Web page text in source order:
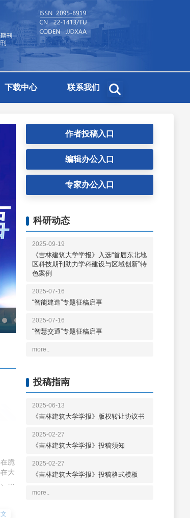
下载中心 联系我们
脆
大
，
、
作者投稿入口
编辑办公入口
专家办公入口
科研动态
2025-09-19
《吉林建筑大学学报》入选“首届东北地
区科技期刊助力学科建设与区域创新”特
色案例
2025-07-16
“智能建造”专题征稿启事
2025-07-16
“智慧交通”专题征稿启事
more..
投稿指南
2025-06-13
《吉林建筑大学学报》版权转让协议书
2025-02-27
《吉林建筑大学学报》投稿须知
2025-02-27
《吉林建筑大学学报》投稿格式模板
more..